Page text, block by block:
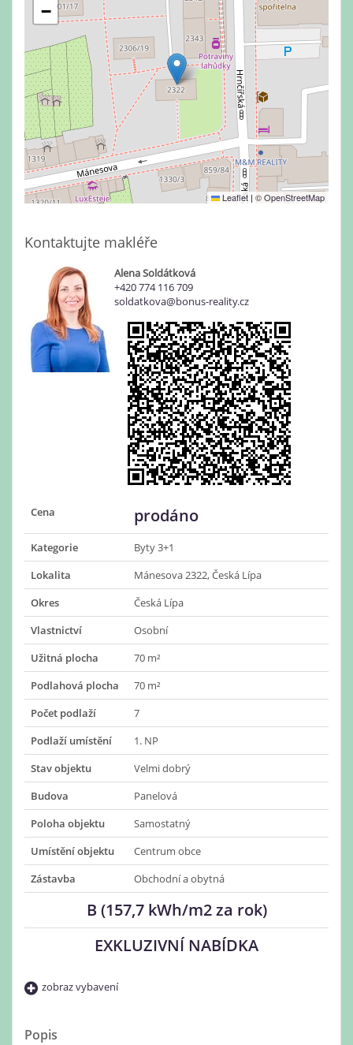
−
Leaflet | ©OpenStreetMap
Kontaktujte makléře
Alena Soldátková
+420 774 116 709
soldatkova@bonus-reality.cz
Cena prodáno
Kategorie
Byty 3+1
Lokalita
Mánesova 2322, Česká Lípa
Okres
Česká Lípa
Vlastnictví
Osobní
Užitná plocha
70 m²
Podlahová plocha
70 m²
Počet podlaží
7
Podlaží umístění
1. NP
Stav objektu
Velmi dobrý
Budova
Panelová
Poloha objektu
Samostatný
Umístění objektu
Centrum obce
Zástavba
Obchodní a obytná
B (157,7 kWh/m2 za rok)
EXKLUZIVNÍ NABÍDKA
zobraz vybavení
Popis